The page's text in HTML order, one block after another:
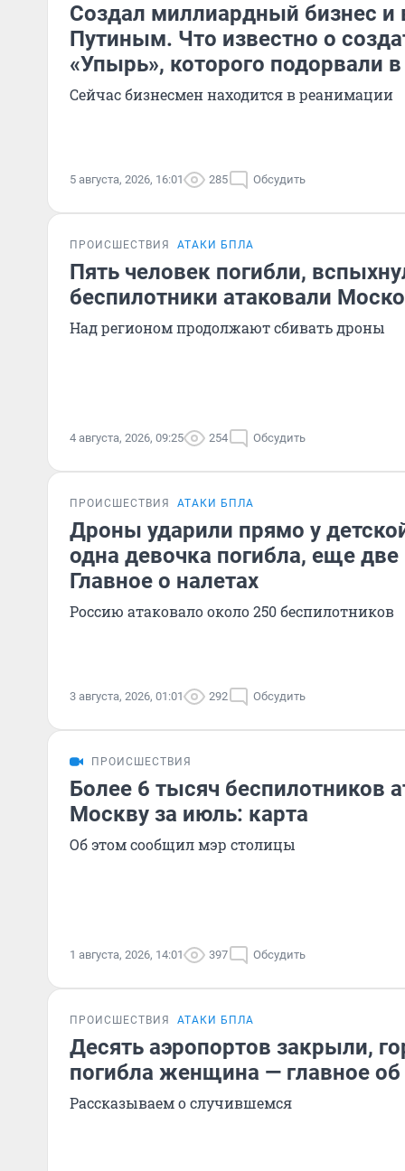
Создал миллиардный бизнес и
Путиным. Что известно о
«Упырь», которого подорвали
Сейчас бизнесмен находится в реанимации
5 августа, 2026, 16:01 285 Обсудить
ПРОИСШЕСТВИЯ АТАКИ БПЛА
Пять человек погибли,
беспилотники атаковали
Над регионом продолжают сбивать дроны
4 августа, 2026, 09:25 254 Обсудить
ПРОИСШЕСТВИЯ АТАКИ БПЛА
Дроны ударили прямо у
одна девочка погибла, еще две
Главное о налетах
Россию атаковало около 250 беспилотников
3 августа, 2026, 01:01 292 Обсудить
ПРОИСШЕСТВИЯ
Более 6 тысяч беспилотников
Москву за июль: карта
Об этом сообщил мэр столицы
1 августа, 2026, 14:01 397 Обсудить
ПРОИСШЕСТВИЯ АТАКИ БПЛА
Десять аэропортов закрыли,
погибла женщина — главное об
Рассказываем о случившемся